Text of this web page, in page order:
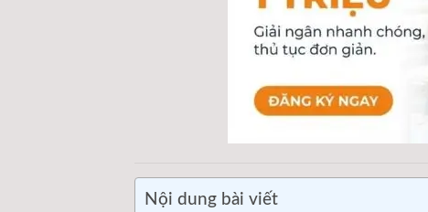
Nội dung bài viết